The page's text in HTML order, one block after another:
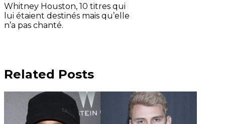
Whitney Houston, 10 titres qui
lui étaient destinés mais qu’elle
n’a pas chanté.
Related Posts